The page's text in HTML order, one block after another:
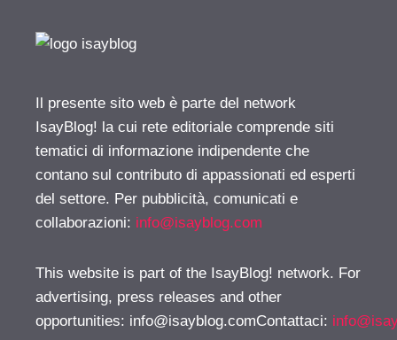
Il presente sito web è parte del network
IsayBlog! la cui rete editoriale comprende siti
tematici di informazione indipendente che
contano sul contributo di appassionati ed esperti
del settore. Per pubblicità, comunicati e
collaborazioni: info@isayblog.com
This website is part of the IsayBlog! network. For
advertising, press releases and other
opportunities: info@isayblog.comContattaci: